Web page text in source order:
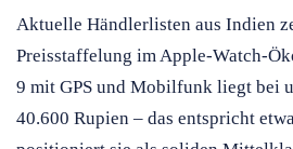
Aktuelle Händlerlisten aus Indien
Preisstaffelung im Apple-Watch-
9 mit GPS und Mobilfunk liegt bei
40.600 Rupien – das entspricht